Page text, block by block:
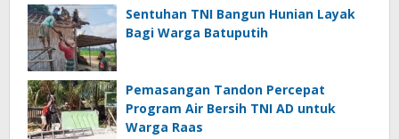
Sentuhan TNI Bangun Hunian Layak
Bagi Warga Batuputih
Pemasangan Tandon Percepat
Program Air Bersih TNI AD untuk
Warga Raas